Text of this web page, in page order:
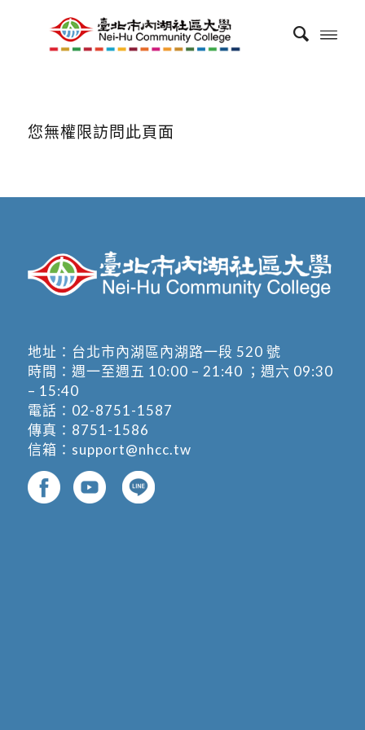
您無權限訪問此頁面
地址： 台北市內湖區內湖路一段 520 號
時間：週一至週五 10:00 – 21:40 ；週六 09:30
– 15:40
電話： 02-8751-1587
傳真：8751-1586
信箱： support@nhcc.tw